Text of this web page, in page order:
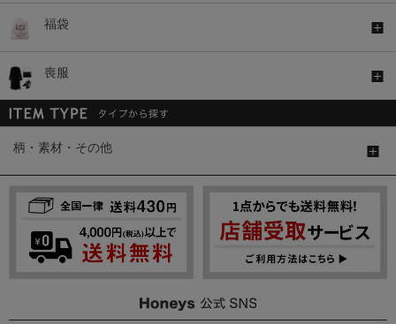
福袋
喪服
柄・素材・その他